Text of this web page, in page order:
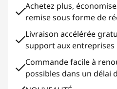
Achetez plus,
remise sous forme de
Livraison accélérée
support aux entreprises
Commande facile à
possibles dans un délai